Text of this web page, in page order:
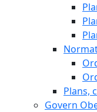
Plans,
Govern